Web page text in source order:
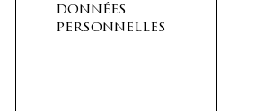
données
personnelles